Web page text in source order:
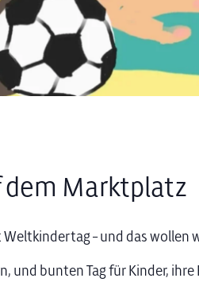
Marktplatz
– und das wollen
und bunten Tag für Kinder,